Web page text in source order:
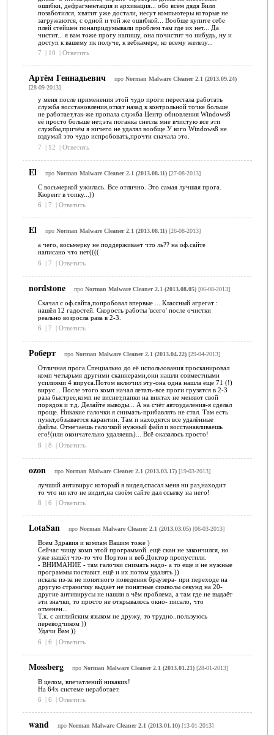
ошибки, дефрагментация и архивация... обо всём дядя Билл
позаботился, хватит уже достали, несут компьютеры которые не
загружаются, с одной и той же ошибкой... Вообще купите себе
плей стейшен понапридумывали проблем там где их нет... Да
чистит... я вам тоже прогу напишу, она почистит чо нибудь, ну и
доступ к вашему пк получе, к вебкамере, ко всему железу...
7
| 10 | Ответить
Артём Геннадьевич про Norman Malware Cleaner 2.1 (2013.09.24)
[28-09-2013]
у меня после применения этой чудо проги перестала работать
служба восстановления,откат назад к контрольной точке больше
не работает,так-же пропала служба Центр обновления Windows8
её просто больше нет,эта поганка снесла мне вчистую все эти
службы,причём я ничего не удалял вообще.У кого Windows8 не
вздумай это чудо испробовать,прочти сначала это.
7
| 12 | Ответить
El про Norman Malware Cleaner 2.1 (2013.08.11)[27-08-2013]
С восьмеркой ужилась. Все отлично. Это самая лучшая прога.
Кюреит в топку...))
6
| 7 | Ответить
El про Norman Malware Cleaner 2.1 (2013.08.11)[26-08-2013]
а чего, восьмерку не поддерживает что ль?? на оф.сайте
написано что нет((((
6
| 7 | Ответить
nordstone про Norman Malware Cleaner 2.1 (2013.08.05)[06-08-2013]
Скачал с оф.сайта,попробовал впервые ... Классный агрегат :
нашёл 12 гадостей. Скорость работы 'всего' после очистки
реально возросла раза в 2-3.
6
| 7 | Ответить
Роберт про Norman Malware Cleaner 2.1 (2013.04.22)[29-04-2013]
Отличная прога.Специально до её использования просканировал
комп четырьмя другими сканнерами,они нашли совместными
усилиями 4 вируса.Потом включил эту-она одна нашла ещё 71 (!)
вирус... После этого комп начал летать-все проги грузятся в 2-3
раза быстрее,комп не виснет,папки на винтах не меняют свой
порядок и т.д. Делайте выводы... А на счёт автоудаления-я сделал
проще. Никакие галочки я снимать-прибавлять не стал. Там есть
пункт,обзывается карантин. Там и находятся все удалённые
файлы. Отмечаешь галочкой нужный файл и восстанавливаешь
его!(или окончательно удаляешь)... Всё оказалось просто!
8
| 8 | Ответить
ozon про Norman Malware Cleaner 2.1 (2013.03.17)[19-03-2013]
лучший антивирус который я видел,спасал меня ни раз,находит
то что ни кто не видит,на своём сайте дал ссылку на него!
8
| 6 | Ответить
LotaSan про Norman Malware Cleaner 2.1 (2013.03.05)[06-03-2013]
Всем Здравия и компам Вашим тоже )
Сейчас чищу комп этой программой..ещё скан не закончился, но
уже нашёл что-то что Нортон и веб.Доктор пропустили.
- ВНИМАНИЕ - там галочки снимать надо- а то еще и не нужные
программы поставит..ещё и их потом удалять ))
искала из-за не понятного поведения браузера- при переходе на
другую страничку выдаёт не понятные символы секунд на 20-
другие антивирусы не нашли в чём проблема, а там где не выдаёт
эти значки, то просто не открывалось окно- писало, что
отменен...
Т.к. с английским языком не дружу, то трудно..пользуюсь
переводчиком ))
Удачи Вам ))
6
| 6 | Ответить
Mossberg про Norman Malware Cleaner 2.1 (2013.01.21)[28-01-2013]
В целом, впечатлений никаких!
На 64x системе неработает.
6
| 6 | Ответить
wand про Norman Malware Cleaner 2.1 (2013.01.10)[13-01-2013]